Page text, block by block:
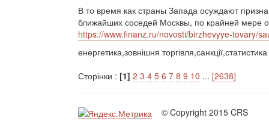
В то время как страны Запада осуждают
ближайших соседей Москвы, по крайней мере
https://www.finanz.ru/novosti/birzhevyye-tovary/
енергетика,зовнішня торгівля,санкції,статистика
Сторінки : [1] 2 3 4 5 6 7 8 9 10 ... [2638]
© Copyright 2015 CRS